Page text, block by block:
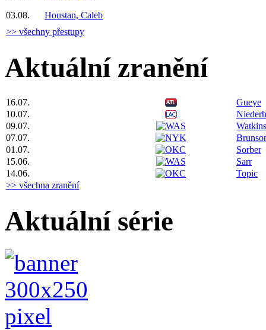
03.08.
Houstan, Caleb
>> všechny přestupy
Aktuální zranění
16.07.
Gueye
10.07.
09.07.
Watkins
07.07.
01.07.
Sorber
15.06.
Sarr
14.06.
Topic
>> všechna zranění
Aktuální série